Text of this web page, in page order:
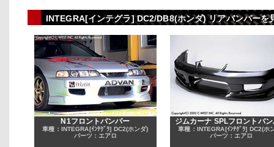
INTEGRA[インテグラ] DC2/DB8(ホンダ) リアバンパーを
N1フロントバンパー
車種：INTEGRA[ｲﾝﾃｸﾞﾗ] DC2(ホンダ)
パーツ：エアロ
ジムカーナ SPLフロントバ
車種：INTEGRA[ｲﾝﾃｸﾞﾗ] DC2(ホ
パーツ：エアロ